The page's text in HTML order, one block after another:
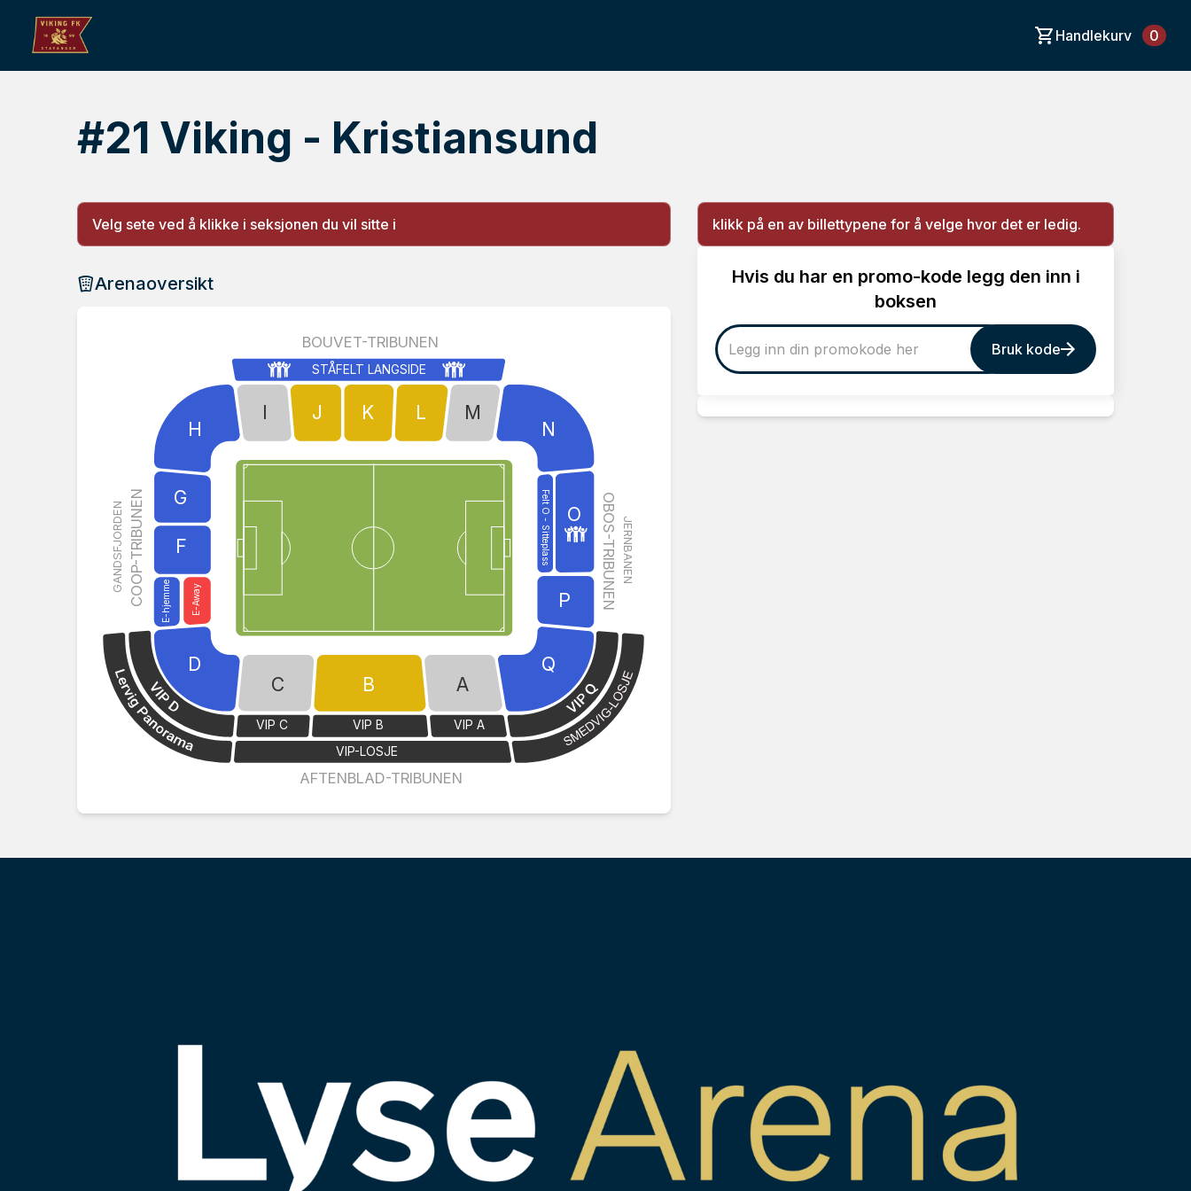
Handlekurv 0
#21 Viking - Kristiansund
Velg sete ved å klikke i seksjonen du vil sitte i
Arenaoversikt
I J K L M
N
Felt O - Sitteplass
P
Q
A
B
C
VIP C
VIP B
VIP-LOSJE
VIP A
D
F
G
H
E-Away
E-hjemme
O
STÅFELT LANGSIDE
BOUVET-TRIBUNEN
AFTENBLAD-TRIBUNEN
OBOS-TRIBUNENJERNBANEN
COOP-TRIBUNEN
GANDSFJORDEN
klikk på en av billettypene for å velge hvor det er ledig.
Hvis du har en promo-kode legg den inn i
boksen
Bruk kode